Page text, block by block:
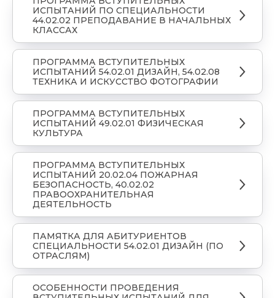
ИСПЫТАНИЙ ПО СПЕЦИАЛЬНОСТИ
44.02.02 ПРЕПОДАВАНИЕ В НАЧАЛЬНЫХ
КЛАССАХ
ПРОГРАММА ВСТУПИТЕЛЬНЫХ
ИСПЫТАНИЙ 54.02.01 ДИЗАЙН, 54.02.08
ТЕХНИКА И ИСКУССТВО ФОТОГРАФИИ
ПРОГРАММА ВСТУПИТЕЛЬНЫХ
ИСПЫТАНИЙ 49.02.01 ФИЗИЧЕСКАЯ
КУЛЬТУРА
ПРОГРАММА ВСТУПИТЕЛЬНЫХ
ИСПЫТАНИЙ 20.02.04 ПОЖАРНАЯ
БЕЗОПАСНОСТЬ, 40.02.02
ПРАВООХРАНИТЕЛЬНАЯ
ДЕЯТЕЛЬНОСТЬ
ПАМЯТКА ДЛЯ АБИТУРИЕНТОВ
СПЕЦИАЛЬНОСТИ 54.02.01 ДИЗАЙН (ПО
ОТРАСЛЯМ)
ОСОБЕННОСТИ ПРОВЕДЕНИЯ